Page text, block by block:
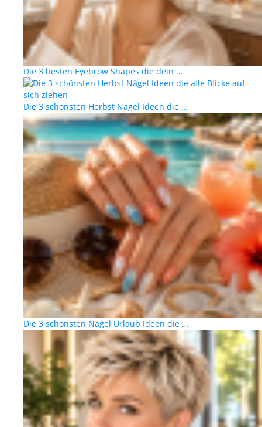
Die 3 besten Eyebrow Shapes die dein …
Die 3 schönsten Herbst Nägel Ideen die …
Die 3 schönsten Nägel Urlaub Ideen die …